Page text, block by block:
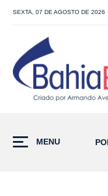
SEXTA, 07 DE AGOSTO DE 2026
MENU